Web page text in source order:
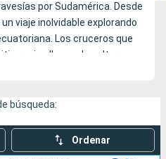
por Sudamérica. Desde
viaje inolvidable explorando
Los cruceros que
llenos de cultura,
Entre los destinos
búsqueda:
Ordenar